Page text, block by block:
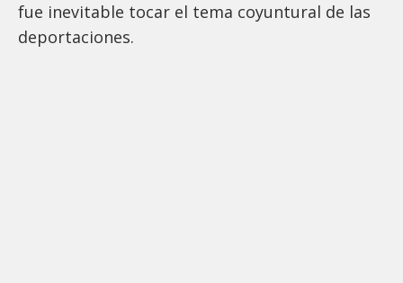
fue inevitable tocar el tema coyuntural de las
deportaciones.